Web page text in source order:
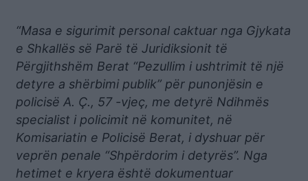
“Masa e sigurimit personal caktuar nga Gjykata
e Shkallës së Parë të Juridiksionit të
Përgjithshëm Berat “Pezullim i ushtrimit të një
detyre a shërbimi publik” për punonjësin e
policisë A. Ç., 57 -vjeç, me detyrë Ndihmës
specialist i policimit në komunitet, në
Komisariatin e Policisë Berat, i dyshuar për
veprën penale “Shpërdorim i detyrës”. Nga
hetimet e kryera është dokumentuar